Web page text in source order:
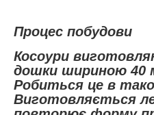
Процес побудови
Косоури
дошки шириною 40
Робиться це в
Виготовляється